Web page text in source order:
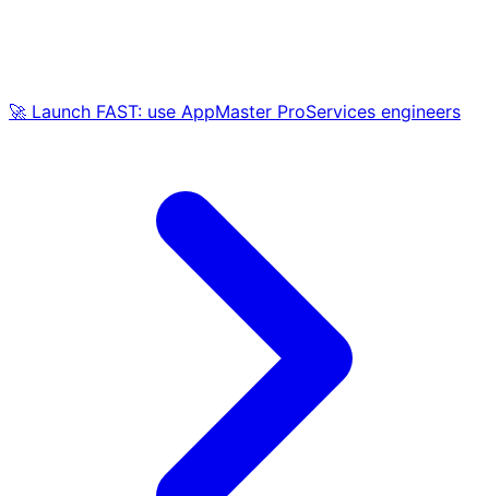
🚀 Launch FAST: use AppMaster ProServices engineers